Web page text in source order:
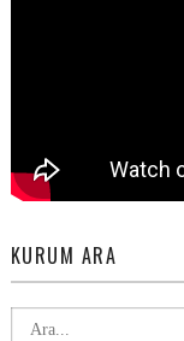
KURUM ARA